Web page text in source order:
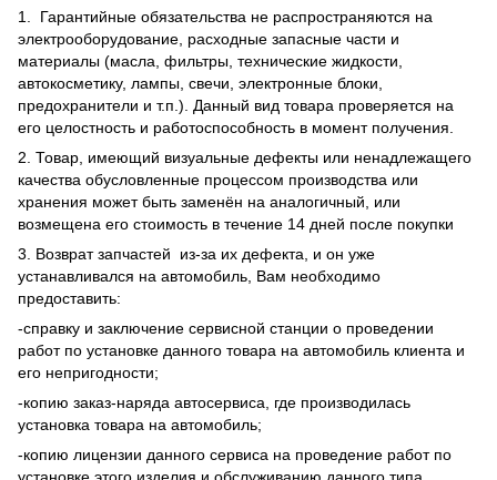
1. Гарантийные обязательства не распространяются на
электрооборудование, расходные запасные части и
материалы (масла, фильтры, технические жидкости,
автокосметику, лампы, свечи, электронные блоки,
предохранители и т.п.). Данный вид товара проверяется на
его целостность и работоспособность в момент получения.
2. Товар, имеющий визуальные дефекты или ненадлежащего
качества обусловленные процессом производства или
хранения может быть заменён на аналогичный, или
возмещена его стоимость в течение 14 дней после покупки
3. Возврат запчастей из-за их дефекта, и он уже
устанавливался на автомобиль, Вам необходимо
предоставить:
-справку и заключение сервисной станции о проведении
работ по установке данного товара на автомобиль клиента и
его непригодности;
-копию заказ-наряда автосервиса, где производилась
установка товара на автомобиль;
-копию лицензии данного сервиса на проведение работ по